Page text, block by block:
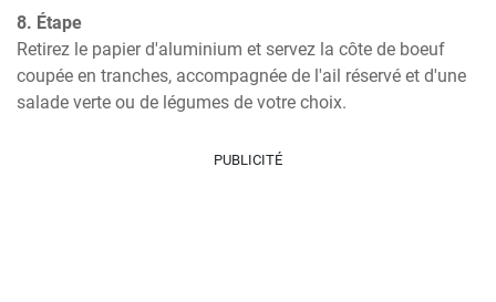
8. Étape
Retirez le papier d'aluminium et servez la côte de boeuf
coupée en tranches, accompagnée de l'ail réservé et d'une
salade verte ou de légumes de votre choix.
PUBLICITÉ